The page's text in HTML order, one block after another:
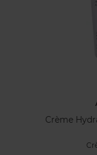
Crème